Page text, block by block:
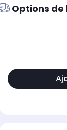
Options